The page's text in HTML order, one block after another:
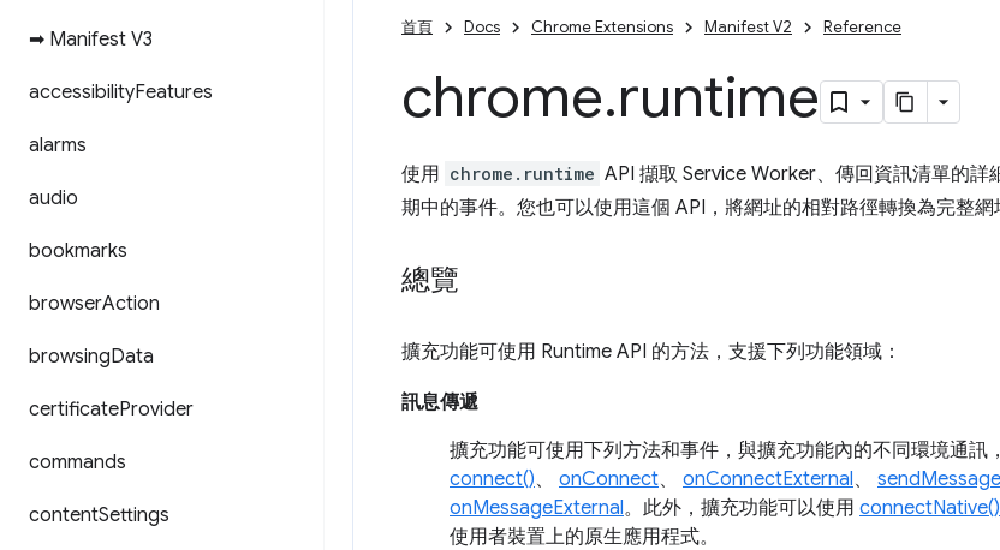
➡ Manifest V3
accessibilityFeatures
alarms
audio
bookmarks
browserAction
browsingData
certificateProvider
commands
contentSettings
首頁 Docs Chrome Extensions Manifest V2 Reference
chrome.runtime
使用 chrome.runtime API 擷取 Service Worker、傳回資訊清單的
期中的事件。您也可以使用這個 API，將網址的相對路徑轉換為完整網
總覽
擴充功能可使用 Runtime API 的方法，支援下列功能領域：
訊息傳遞
擴充功能可使用下列方法和事件，與擴充功能內的不同環境通訊
connect()、 onConnect、 onConnectExternal、
onMessageExternal。此外，擴充功能可以使用 connectNative()
使用者裝置上的原生應用程式。